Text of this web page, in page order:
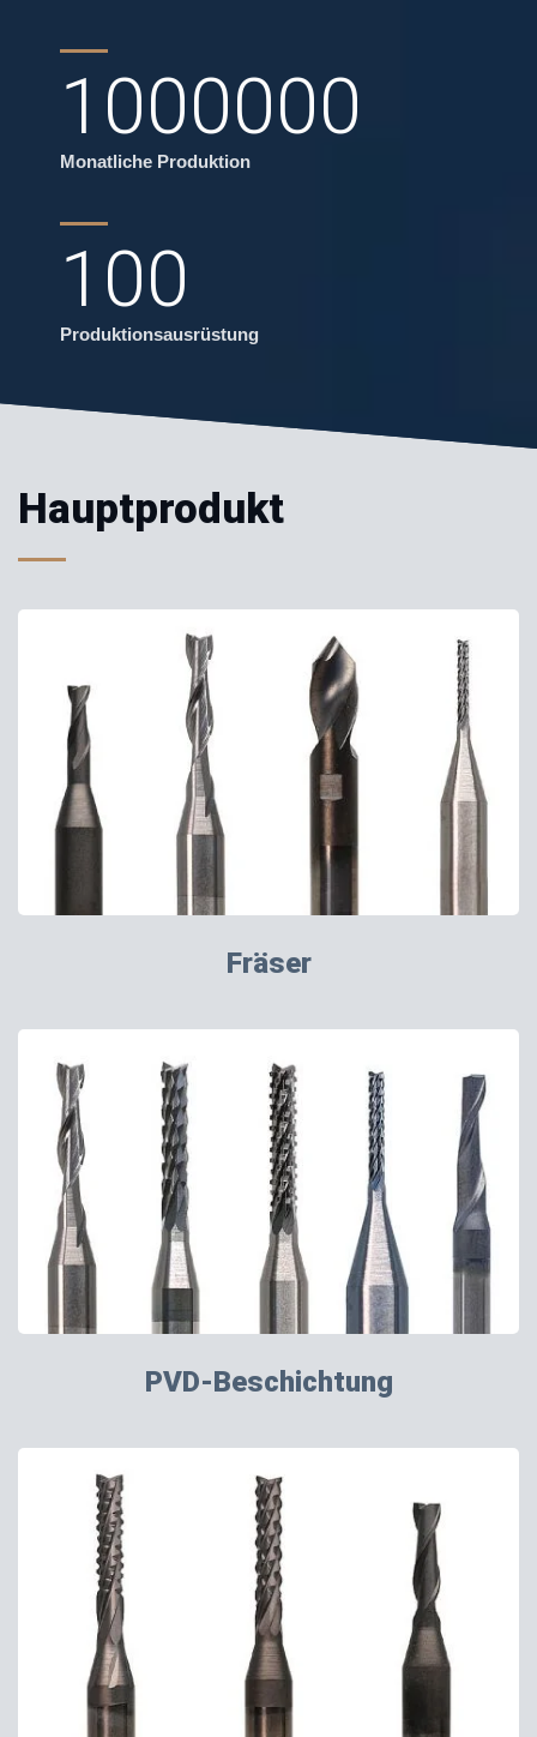
1000000
Monatliche Produktion
100
Produktionsausrüstung
Hauptprodukt
Fräser
PVD-Beschichtung